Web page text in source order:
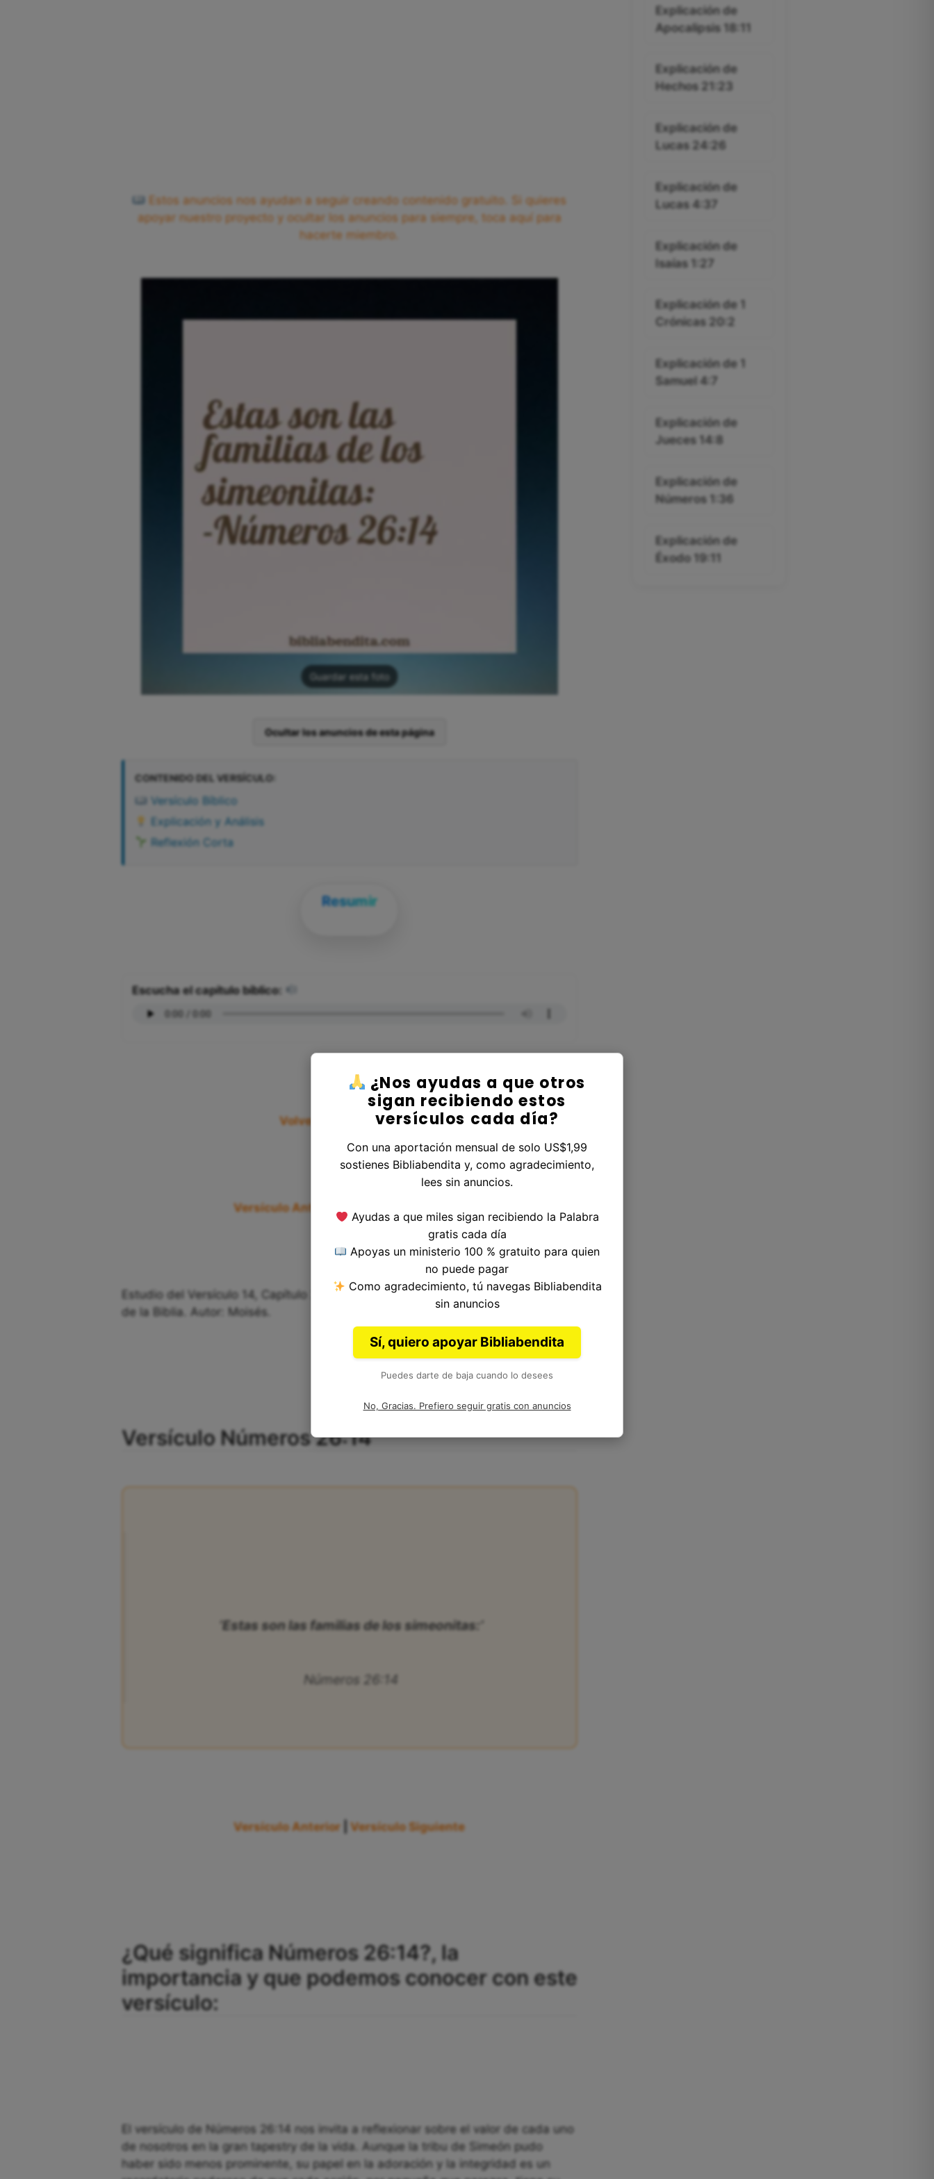
Estos anuncios nos ayudan a seguir creando contenido gratuito. Si quieres
apoyar nuestro proyecto y ocultar los anuncios para siempre, toca aquí para
hacerte miembro.
Guardar esta foto
Ocultar los anuncios de esta página
CONTENIDO DEL VERSÍCULO:
Versículo Bíblico
Explicación y Análisis
Reflexión Corta
Resumir
Escucha el capítulo bíblico:
Volver al Libro Números
Versículo Anterior
Estudio del Versículo 14, Capítulo 26, Libro de Números delAntiguo Testamento
de la Biblia. Autor: Moisés.
Versículo Números 26:14
‘Estas son las familias de los simeonitas:’
Números 26:14
Versículo Anterior |Versículo Siguiente
¿Qué significa Números 26:14?, la
importancia y que podemos conocer con este
versículo:
El versículo de Números 26:14 nos invita a reflexionar sobre el valor de cada uno
de nosotros en la gran tapestry de la vida. Aunque la tribu de Simeón pudo
haber sido menos prominente, su papel en la adoración y la integridad es un
Explicación de
Apocalipsis 18:11
Explicación de
Hechos 21:23
Explicación de
Lucas 24:26
Explicación de
Lucas 4:37
Explicación de
Isaías 1:27
Explicación de 1
Crónicas 20:2
Explicación de 1
Samuel 4:7
Explicación de
Jueces 14:8
Explicación de
Números 1:36
Explicación de
Éxodo 19:11
¿Nos ayudas a que otros
sigan recibiendo estos
versículos cada día?
Con una aportación mensual de solo US$1,99
sostienes Bibliabendita y, como agradecimiento,
lees sin anuncios.
Ayudas a que miles sigan recibiendo la Palabra
gratis cada día
Apoyas un ministerio 100 % gratuito para quien
no puede pagar
Como agradecimiento, tú navegas Bibliabendita
sin anuncios
Sí, quiero apoyar Bibliabendita
Puedes darte de baja cuando lo desees
No, Gracias. Prefiero seguir gratis con anuncios